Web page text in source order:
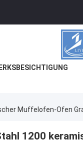
Muffelofen-Ofen
1200